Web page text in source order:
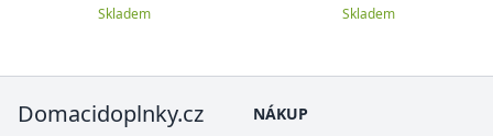
Skladem Skladem
Domacidoplnky.cz
NÁKUP